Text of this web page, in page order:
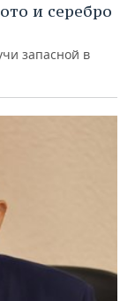
и серебро
запасной в